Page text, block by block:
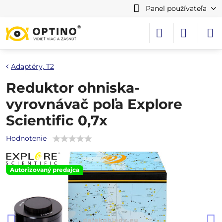
Panel používateľa
Autorizovaný predajca
Adaptéry, T2
Reduktor ohniska-
vyrovnávač poľa Explore
Scientific 0,7x
Hodnotenie